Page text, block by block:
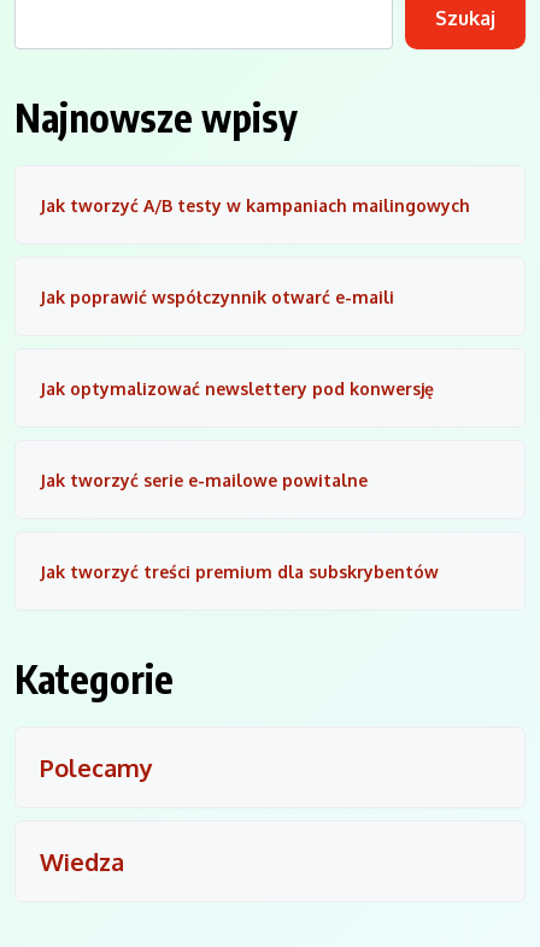
Szukaj
Najnowsze wpisy
Jak tworzyć A/B testy w kampaniach mailingowych
Jak poprawić współczynnik otwarć e-maili
Jak optymalizować newslettery pod konwersję
Jak tworzyć serie e-mailowe powitalne
Jak tworzyć treści premium dla subskrybentów
Kategorie
Polecamy
Wiedza